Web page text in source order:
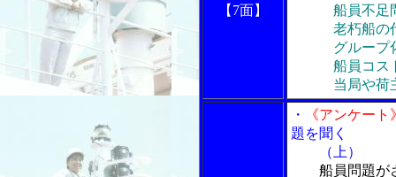
【7面】
船員不足問
老朽船の代
グループ化
船員コスト
当局や荷主
・
《アンケート
題を聞く
（上）
船員問題が